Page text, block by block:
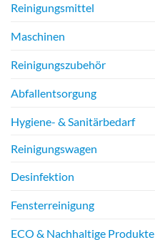
Reinigungsmittel
Maschinen
Reinigungszubehör
Abfallentsorgung
Hygiene- & Sanitärbedarf
Reinigungswagen
Desinfektion
Fensterreinigung
ECO & Nachhaltige Produkte